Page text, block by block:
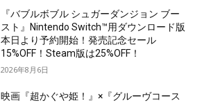
『バブルボブル シュガーダンジョン ブー
スト』Nintendo Switch™用ダウンロード版
本日より予約開始！発売記念セール
15%OFF！Steam版は25%OFF！
2026年8月6日
映画『超かぐや姫！』×『グルーヴコース